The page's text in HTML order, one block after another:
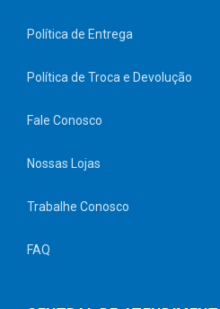
Política de Entrega
Política de Troca e Devolução
Fale Conosco
Nossas Lojas
Trabalhe Conosco
FAQ